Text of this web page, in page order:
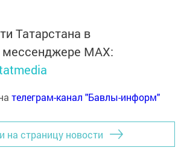
Татарстана в
MАХ:
телеграм-канал "Бавлы-информ"
на страницу новости